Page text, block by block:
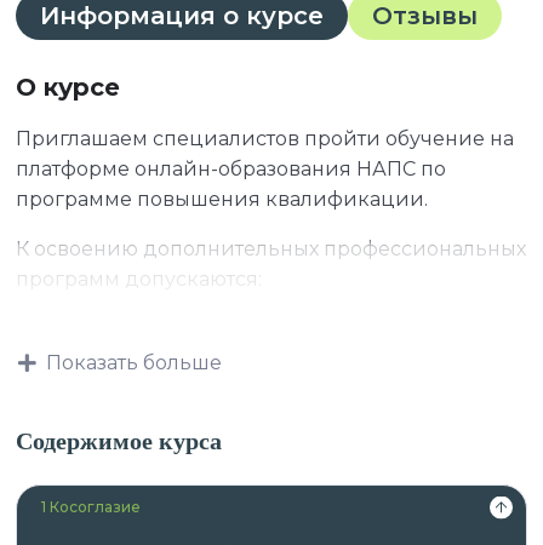
Информация о курсе Отзывы
О курсе
Приглашаем специалистов пройти обучение на
платформе онлайн-образования НАПС по
программе повышения квалификации.
К освоению дополнительных профессиональных
программ допускаются:
аккредитацию;
профессиональные стандарты,
Показать больше
Содержимое курса
1 Косоглазие